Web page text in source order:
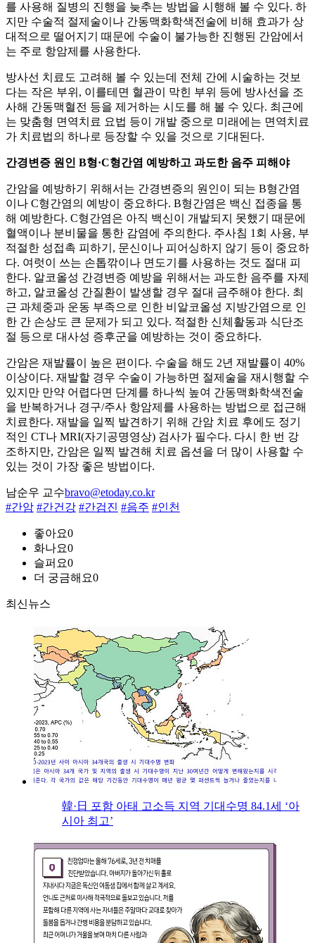
를 사용해 질병의 진행을 늦추는 방법을 시행해 볼 수 있다. 하
지만 수술적 절제술이나 간동맥화학색전술에 비해 효과가 상
대적으로 떨어지기 때문에 수술이 불가능한 진행된 간암에서
는 주로 항암제를 사용한다.
방사선 치료도 고려해 볼 수 있는데 전체 간에 시술하는 것보
다는 작은 부위, 이를테면 혈관이 막힌 부위 등에 방사선을 조
사해 간동맥혈전 등을 제거하는 시도를 해 볼 수 있다. 최근에
는 맞춤형 면역치료 요법 등이 개발 중으로 미래에는 면역치료
가 치료법의 하나로 등장할 수 있을 것으로 기대된다.
간경변증 원인 B형·C형간염 예방하고 과도한 음주 피해야
간암을 예방하기 위해서는 간경변증의 원인이 되는 B형간염
이나 C형간염의 예방이 중요하다. B형간염은 백신 접종을 통
해 예방한다. C형간염은 아직 백신이 개발되지 못했기 때문에
혈액이나 분비물을 통한 감염에 주의한다. 주사침 1회 사용, 부
적절한 성접촉 피하기, 문신이나 피어싱하지 않기 등이 중요하
다. 여럿이 쓰는 손톱깎이나 면도기를 사용하는 것도 절대 피
한다. 알코올성 간경변증 예방을 위해서는 과도한 음주를 자제
하고, 알코올성 간질환이 발생할 경우 절대 금주해야 한다. 최
근 과체중과 운동 부족으로 인한 비알코올성 지방간염으로 인
한 간 손상도 큰 문제가 되고 있다. 적절한 신체활동과 식단조
절 등으로 대사성 증후군을 예방하는 것이 중요하다.
간암은 재발률이 높은 편이다. 수술을 해도 2년 재발률이 40%
이상이다. 재발할 경우 수술이 가능하면 절제술을 재시행할 수
있지만 만약 어렵다면 단계를 하나씩 높여 간동맥화학색전술
을 반복하거나 경구/주사 항암제를 사용하는 방법으로 접근해
치료한다. 재발을 일찍 발견하기 위해 간암 치료 후에도 정기
적인 CT나 MRI(자기공명영상) 검사가 필수다. 다시 한 번 강
조하지만, 간암은 일찍 발견해 치료 옵션을 더 많이 사용할 수
있는 것이 가장 좋은 방법이다.
남순우 교수bravo@etoday.co.kr
#간암 #간건강 #간검진 #음주 #인천
좋아요0
화나요0
슬퍼요0
더 궁금해요0
최신뉴스
韓·日 포함 아태 고소득 지역 기대수명 84.1세 ‘아
시아 최고’